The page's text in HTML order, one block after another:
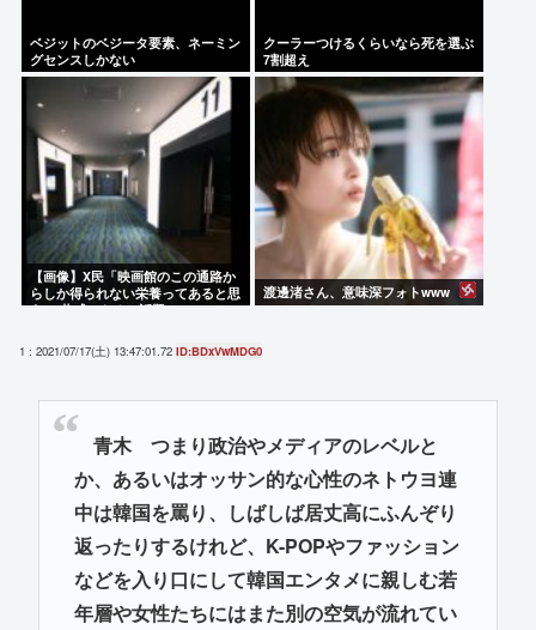
ベジットのベジータ要素、ネーミン
グセンスしかない
クーラーつけるくらいなら死を選ぶ
7割超え
【画像】X民「映画館のこの通路か
らしか得られない栄養ってあると思
う」 共感できると話題にwww
渡邊渚さん、意味深フォトwww
1 : 2021/07/17(土) 13:47:01.72 ID:BDxVwMDG0
青木 つまり政治やメディアのレベルと
か、あるいはオッサン的な心性のネトウヨ連
中は韓国を罵り、しばしば居丈高にふんぞり
返ったりするけれど、K-POPやファッション
などを入り口にして韓国エンタメに親しむ若
年層や女性たちにはまた別の空気が流れてい